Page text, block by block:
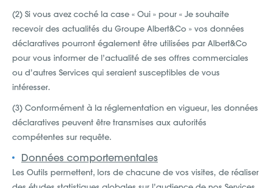
(2) Si vous avez coché la case « Oui » pour « Je souhaite
recevoir des actualités du Groupe Albert&Co » vos données
déclaratives pourront également être utilisées par Albert&Co
pour vous informer de l’actualité de ses offres commerciales
ou d’autres Services qui seraient susceptibles de vous
intéresser.
(3) Conformément à la réglementation en vigueur, les données
déclaratives peuvent être transmises aux autorités
compétentes sur requête.
Données comportementales
Les Outils permettent, lors de chacune de vos visites, de réaliser